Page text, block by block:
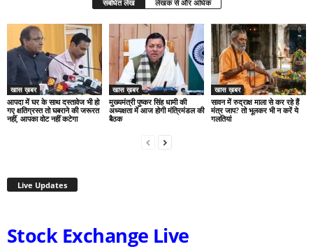
संबंधित लेख लेखक से और अधिक
खास ख़बर
आपदा में घर के साथ दस्तावेज भी हो
गए क्षतिग्रस्त तो घबराने की जरूरत
नहीं, आपका वोट नहीं कटेगा
खास ख़बर
मुख्यमंत्री पुष्कर सिंह धामी की
अध्यक्षता में आज होगी मंत्रिमंडल की
बैठक
खास ख़बर
सावन में रुद्राक्ष माला से कर रहे हैं
मंत्र जाप? तो भूलकर भी न करें ये
गलतियां
Live Updates
Stock Exchange Live